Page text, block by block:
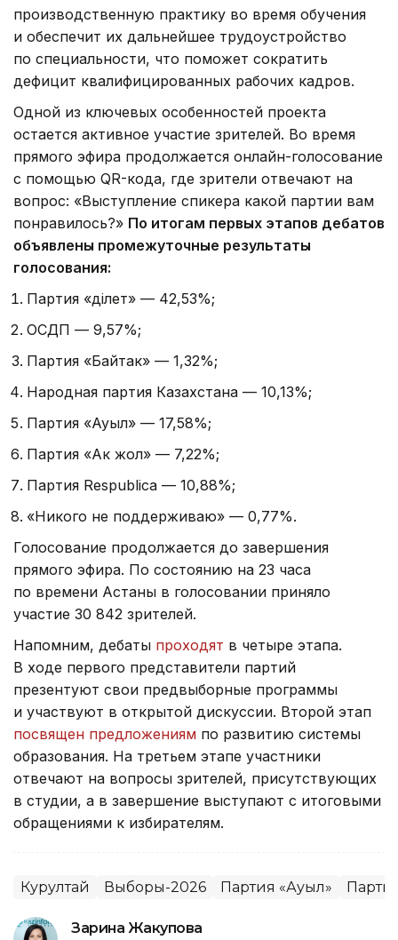
производственную практику во время обучения
и обеспечит их дальнейшее трудоустройство
по специальности, что поможет сократить
дефицит квалифицированных рабочих кадров.
Одной из ключевых особенностей проекта
остается активное участие зрителей. Во время
прямого эфира продолжается онлайн-голосование
с помощью QR-кода, где зрители отвечают на
вопрос: «Выступление спикера какой партии вам
понравилось?» По итогам первых этапов дебатов
объявлены промежуточные результаты
голосования:
Партия «Әділет» — 42,53%;
ОСДП — 9,57%;
Партия «Байтак» — 1,32%;
Народная партия Казахстана — 10,13%;
Партия «Ауыл» — 17,58%;
Партия «Ак жол» — 7,22%;
Партия Respublica — 10,88%;
«Никого не поддерживаю» — 0,77%.
Голосование продолжается до завершения
прямого эфира. По состоянию на 23 часа
по времени Астаны в голосовании приняло
участие 30 842 зрителей.
Напомним, дебаты проходят в четыре этапа.
В ходе первого представители партий
презентуют свои предвыборные программы
и участвуют в открытой дискуссии. Второй этап
посвящен предложениям по развитию системы
образования. На третьем этапе участники
отвечают на вопросы зрителей, присутствующих
в студии, а в завершение выступают с итоговыми
обращениями к избирателям.
Курултай Выборы-2026 Партия «Ауыл»
Зарина Жакупова